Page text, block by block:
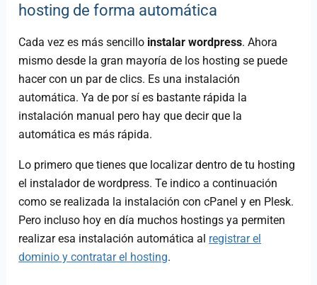
hosting de forma automática
Cada vez es más sencillo instalar wordpress. Ahora
mismo desde la gran mayoría de los hosting se puede
hacer con un par de clics. Es una instalación
automática. Ya de por sí es bastante rápida la
instalación manual pero hay que decir que la
automática es más rápida.
Lo primero que tienes que localizar dentro de tu hosting
el instalador de wordpress. Te indico a continuación
como se realizada la instalación con cPanel y en Plesk.
Pero incluso hoy en día muchos hostings ya permiten
realizar esa instalación automática al registrar el
dominio y contratar el hosting.